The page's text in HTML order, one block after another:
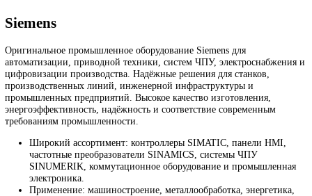
техники, ЧПУ, электроснабжения и цифровизации
Надёжные решения для станков, производственных линий и
предприятий различных отраслей.
Контакты:
Email:sales@corp-line.ru
Телефон:
+7 (499) 130-03-67,
+7 (905) 952-55-66
Количество